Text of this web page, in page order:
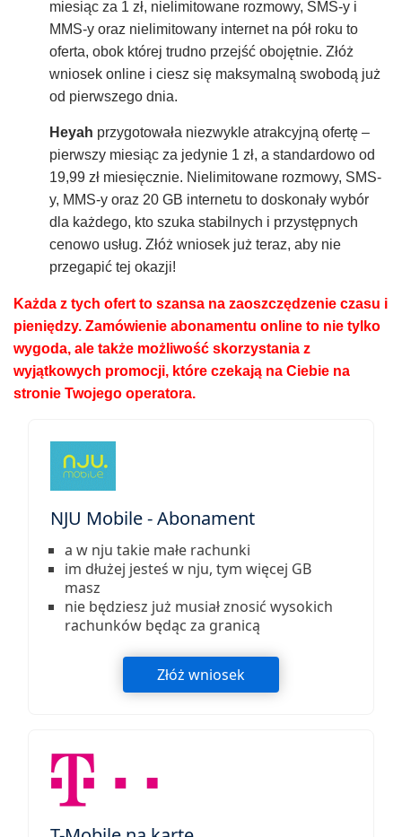
miesiąc za 1 zł, nielimitowane rozmowy, SMS-y i
MMS-y oraz nielimitowany internet na pół roku to
oferta, obok której trudno przejść obojętnie. Złóż
wniosek online i ciesz się maksymalną swobodą już
od pierwszego dnia.
Heyah przygotowała niezwykle atrakcyjną ofertę –
pierwszy miesiąc za jedynie 1 zł, a standardowo od
19,99 zł miesięcznie. Nielimitowane rozmowy, SMS-
y, MMS-y oraz 20 GB internetu to doskonały wybór
dla każdego, kto szuka stabilnych i przystępnych
cenowo usług. Złóż wniosek już teraz, aby nie
przegapić tej okazji!
Każda z tych ofert to szansa na zaoszczędzenie czasu i
pieniędzy. Zamówienie abonamentu online to nie tylko
wygoda, ale także możliwość skorzystania z
wyjątkowych promocji, które czekają na Ciebie na
stronie Twojego operatora.
NJU Mobile - Abonament
a w nju takie małe rachunki
im dłużej jesteś w nju, tym więcej GB
masz
nie będziesz już musiał znosić wysokich
rachunków będąc za granicą
Złóż wniosek